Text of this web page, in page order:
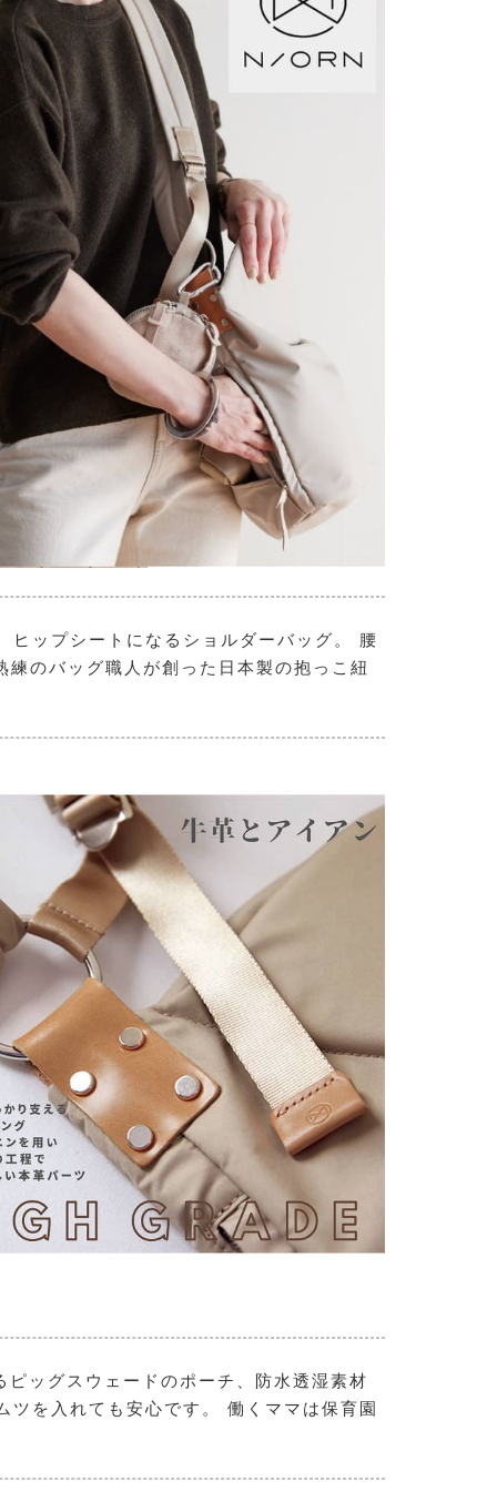
ヒップシートになるショルダーバッグ。 腰
のバッグ職人が創った日本製の抱っこ紐
ッグスウェードのポーチ、防水透湿素材
ツを入れても安心です。 働くママは保育園